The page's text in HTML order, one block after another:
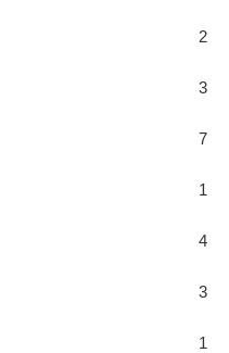
2
3
7
1
4
3
1